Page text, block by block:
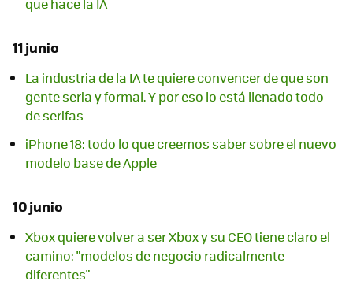
11 junio
La industria de la IA te quiere convencer de que son
gente seria y formal. Y por eso lo está llenado todo
de serifas
iPhone 18: todo lo que creemos saber sobre el nuevo
modelo base de Apple
10 junio
Xbox quiere volver a ser Xbox y su CEO tiene claro el
camino: "modelos de negocio radicalmente
diferentes"